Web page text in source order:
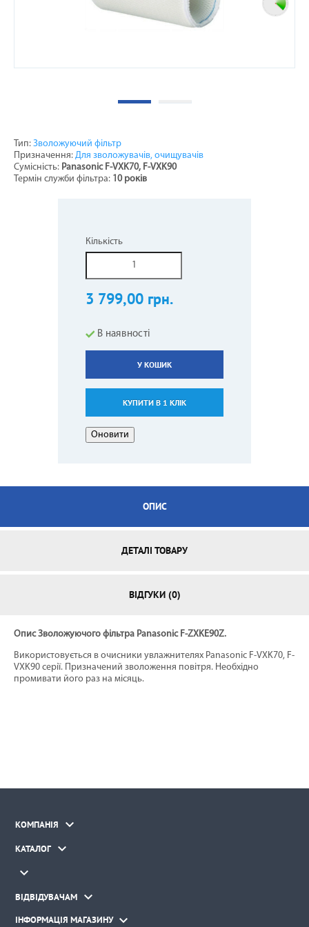
Тип: Зволожуючий фільтр
Призначення: Для зволожувачів, очищувачів
Сумісність: Panasonic F-VXK70, F-VXK90
Термін служби фільтра: 10 років
Кількість
3 799,00 грн.
В наявності
У КОШИК
КУПИТИ В 1 КЛІК
ОПИС
ДЕТАЛІ ТОВАРУ
ВІДГУКИ (0)
Опис Зволожуючого фільтра Panasonic F-ZXKE90Z.
Використовується в очисники увлажнителях Panasonic F-VXK70, F-
VXK90 серії. Призначений зволоження повітря. Необхідно
промивати його раз на місяць.
КОМПАНІЯ 
КАТАЛОГ 

ВІДВІДУВАЧАМ 
ІНФОРМАЦІЯ МАГАЗИНУ 